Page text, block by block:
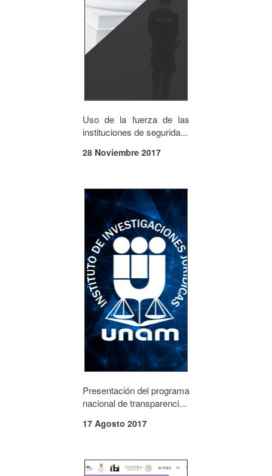
Uso de la fuerza de las
instituciones de segurida...
28 Noviembre 2017
Presentación del programa
nacional de transparenci...
17 Agosto 2017